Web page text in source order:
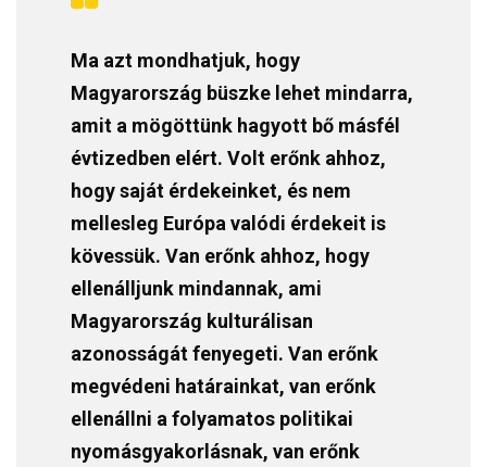
Ma azt mondhatjuk, hogy
Magyarország büszke lehet mindarra,
amit a mögöttünk hagyott bő másfél
évtizedben elért. Volt erőnk ahhoz,
hogy saját érdekeinket, és nem
mellesleg Európa valódi érdekeit is
kövessük. Van erőnk ahhoz, hogy
ellenálljunk mindannak, ami
Magyarország kulturálisan
azonosságát fenyegeti. Van erőnk
megvédeni határainkat, van erőnk
ellenállni a folyamatos politikai
nyomásgyakorlásnak, van erőnk